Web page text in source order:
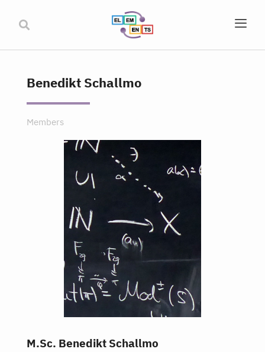
Benedikt Schallmo
Members
M.Sc. Benedikt Schallmo